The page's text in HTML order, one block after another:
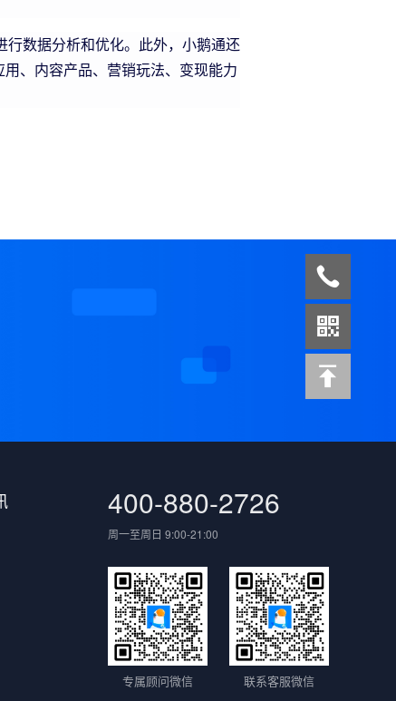
数据分析和优化。此外，小鹅通还
、内容产品、营销玩法、变现能力
400-880-2726
周一至周日 9:00-21:00
专属顾问微信 联系客服微信